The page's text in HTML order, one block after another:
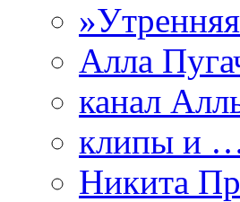
Алла
канал
клипы и
Никита